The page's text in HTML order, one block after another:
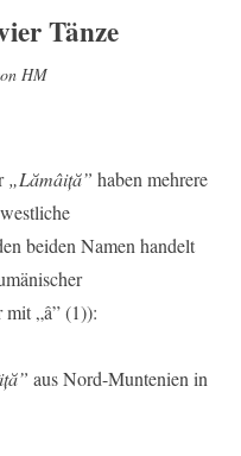
Tänze
HM
„Lămâiță” haben mehrere
beiden Namen handelt
mit „â” (1)):
aus Nord-Muntenien in